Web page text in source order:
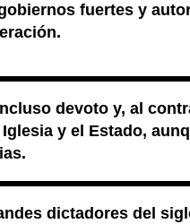
fuertes y
devoto y, al
y el Estado,
dictadores del